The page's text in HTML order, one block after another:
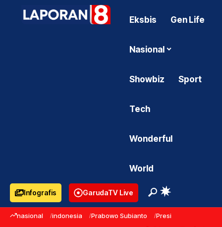
Eksbis Gen Life
Nasional
Showbiz Sport
Tech
Wonderful
World
Infografis GarudaTV Live
nasional indonesia Prabowo Subianto Presiden Prabowo